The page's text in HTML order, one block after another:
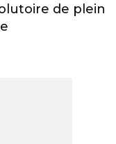
de plein